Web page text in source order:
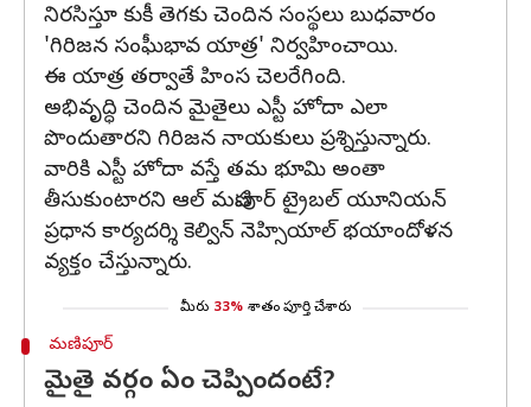
నిరసిస్తూ కుకీ తెగకు చెందిన సంస్థలు బుధవారం
'గిరిజన సంఘీభావ యాత్ర' నిర్వహించాయి.
ఈ యాత్ర తర్వాతే హింస చెలరేగింది.
అభివృద్ధి చెందిన మైతైలు ఎస్టీ హోదా ఎలా
పొందుతారని గిరిజన నాయకులు ప్రశ్నిస్తున్నారు.
వారికి ఎస్టీ హోదా వస్తే తమ భూమి అంతా
తీసుకుంటారని ఆల్ మణిపూర్ ట్రైబల్ యూనియన్
ప్రధాన కార్యదర్శి కెల్విన్ నెహ్సియాల్ భయాందోళన
వ్యక్తం చేస్తున్నారు.
మీరు 33% శాతం పూర్తి చేశారు
మణిపూర్
మైతై వర్గం ఏం చెప్పిందంటే?